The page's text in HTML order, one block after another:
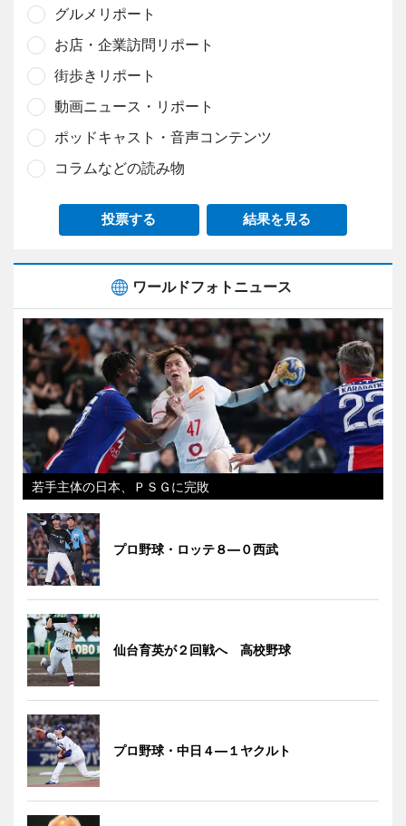
グルメリポート
お店・企業訪問リポート
街歩きリポート
動画ニュース・リポート
ポッドキャスト・音声コンテンツ
コラムなどの読み物
投票する 結果を見る
ワールドフォトニュース
若手主体の日本、ＰＳＧに完敗
プロ野球・ロッテ８―０西武
仙台育英が２回戦へ 高校野球
プロ野球・中日４―１ヤクルト